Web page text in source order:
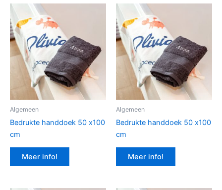
Algemeen
Bedrukte handdoek 50 x100
cm
Meer info!
Algemeen
Bedrukte handdoek 50 x100
cm
Meer info!